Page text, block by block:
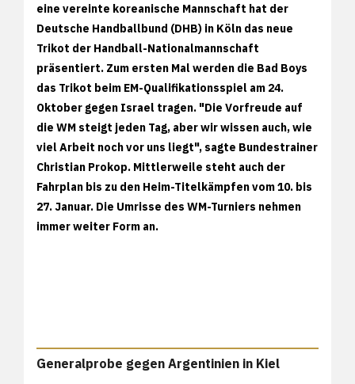
eine vereinte koreanische Mannschaft hat der
Deutsche Handballbund (DHB) in Köln das neue
Trikot der Handball-Nationalmannschaft
präsentiert. Zum ersten Mal werden die Bad Boys
das Trikot beim EM-Qualifikationsspiel am 24.
Oktober gegen Israel tragen. "Die Vorfreude auf
die WM steigt jeden Tag, aber wir wissen auch, wie
viel Arbeit noch vor uns liegt", sagte Bundestrainer
Christian Prokop. Mittlerweile steht auch der
Fahrplan bis zu den Heim-Titelkämpfen vom 10. bis
27. Januar. Die Umrisse des WM-Turniers nehmen
immer weiter Form an.
Generalprobe gegen Argentinien in Kiel